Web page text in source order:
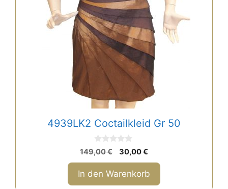
4939LK2 Coctailkleid Gr 50
0
v
o
n
5
149,00€
Ursprünglicher
Preis
war:
149,00 €
30,00€
Preis
ist:
30,00 €.
In den Warenkorb